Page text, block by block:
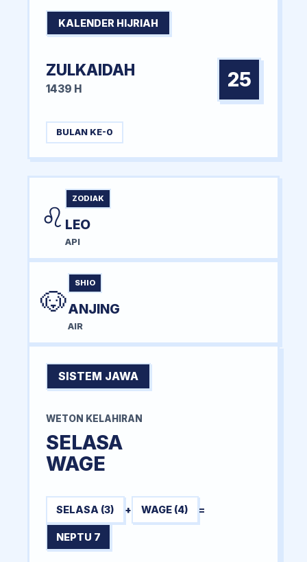
KALENDER HIJRIAH
ZULKAIDAH
1439 H 25
BULAN KE-0
♌
ZODIAK
LEO
API
🐶
SHIO
ANJING
AIR
SISTEM JAWA
WETON KELAHIRAN
SELASA
WAGE
SELASA (3) + WAGE (4) =
NEPTU 7